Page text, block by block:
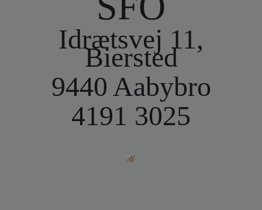
Idrætsvej 11,
Biersted
9440 Aabybro
4191 3025